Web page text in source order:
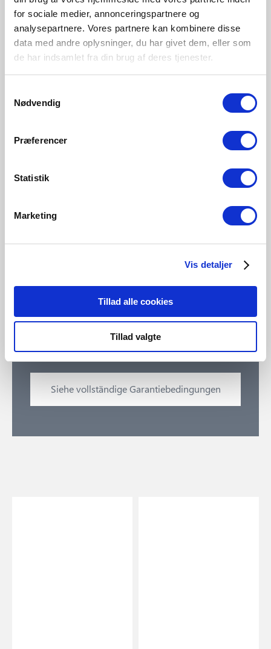
for sociale medier, annonceringspartnere og
analysepartnere. Vores partnere kan kombinere disse
data med andre oplysninger, du har givet dem, eller som
de har indsamlet fra din brug af deres tjenester.
Nødvendig
Præferencer
Statistik
Marketing
Vis detaljer
Tillad alle cookies
Tillad valgte
10 Jahre Garantie
Nordlux gibt 10 Jahre Garantie auf seine Außenleuchten,
die mit einer speziellen Oberflächenbehandlung und
einer für Küstengebiete geeigneten Lackierung versehen
sind. Die Garantie gilt für eine umfassende
gegen Vorlage des Kaufbelegs gültig.
Siehe vollständige Garantiebedingungen